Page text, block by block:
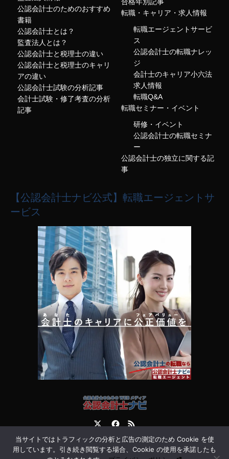
公認会計士のためのおすすめ
書籍
公認会計士とは？
監査法人とは？
公認会計士と税理士の違い
公認会計士と税理士のキャリ
アの違い
公認会計士試験の分析記事
会計士試験・修了考査の分析
記事
合格年別記事
転職・キャリア・求人情報
転職エージェントサービ
ス
公認会計士の転職ナレッ
ジ
会計士のキャリア小六法
求人情報
転職Q&A
転職セミナー・イベント
研修・イベント
公認会計士の転職セミナ
ー
公認会計士の独立に関する記
事
【公認会計士ナビ公式】転職エージェントサ
ービス
運営会社 お問合せ
当サイトではトラフィックの分析と広告の測定のため Cookie を使
用しています。引き続き閲覧する場合、Cookie の使用を承諾したも